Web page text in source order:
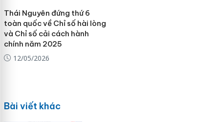
Thái Nguyên đứng thứ 6
toàn quốc về Chỉ số hài lòng
và Chỉ số cải cách hành
chính năm 2025
12/05/2026
Bài viết khác